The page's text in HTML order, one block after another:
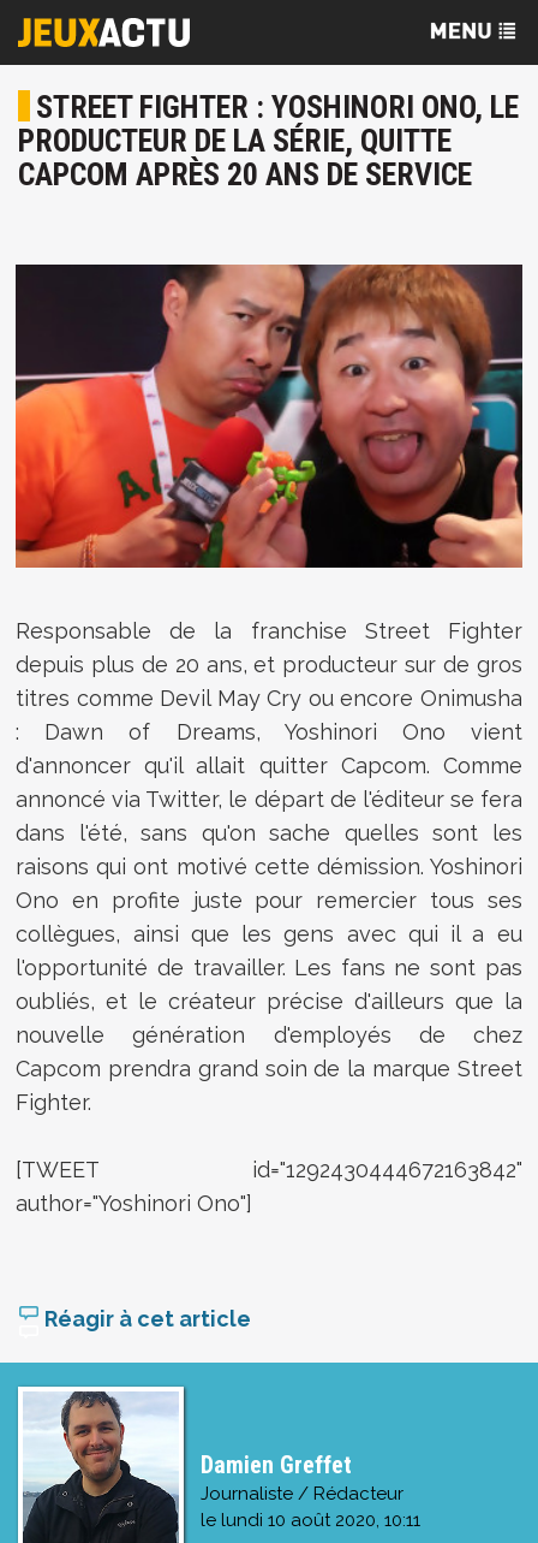
STREET FIGHTER : YOSHINORI ONO, LE
PRODUCTEUR DE LA SÉRIE, QUITTE
CAPCOM APRÈS 20 ANS DE SERVICE
Responsable de la franchise Street Fighter
depuis plus de 20 ans, et producteur sur de gros
titres comme Devil May Cry ou encore Onimusha
: Dawn of Dreams, Yoshinori Ono vient
d'annoncer qu'il allait quitter Capcom. Comme
annoncé via Twitter, le départ de l'éditeur se fera
dans l'été, sans qu'on sache quelles sont les
raisons qui ont motivé cette démission. Yoshinori
Ono en profite juste pour remercier tous ses
collègues, ainsi que les gens avec qui il a eu
l'opportunité de travailler. Les fans ne sont pas
oubliés, et le créateur précise d'ailleurs que la
nouvelle génération d'employés de chez
Capcom prendra grand soin de la marque Street
Fighter.
[TWEET id="1292430444672163842"
author="Yoshinori Ono"]
Réagir à cet article
Damien Greffet
Journaliste / Rédacteur
le lundi 10 août 2020, 10:11